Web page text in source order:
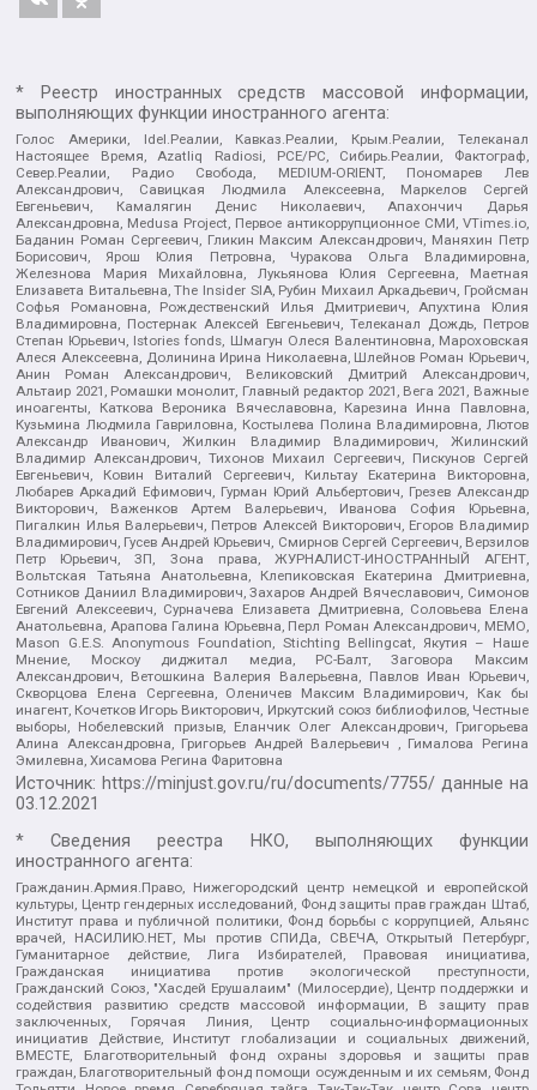
* Реестр иностранных средств массовой информации,
выполняющих функции иностранного агента:
Голос Америки, Idel.Реалии, Кавказ.Реалии, Крым.Реалии, Телеканал
Настоящее Время, Azatliq Radiosi, PCE/PC, Сибирь.Реалии, Фактограф,
Север.Реалии, Радио Свобода, MEDIUM-ORIENT, Пономарев Лев
Александрович, Савицкая Людмила Алексеевна, Маркелов Сергей
Евгеньевич, Камалягин Денис Николаевич, Апахончич Дарья
Александровна, Medusa Project, Первое антикоррупционное СМИ, VTimes.io,
Баданин Роман Сергеевич, Гликин Максим Александрович, Маняхин Петр
Борисович, Ярош Юлия Петровна, Чуракова Ольга Владимировна,
Железнова Мария Михайловна, Лукьянова Юлия Сергеевна, Маетная
Елизавета Витальевна, The Insider SIA, Рубин Михаил Аркадьевич, Гройсман
Софья Романовна, Рождественский Илья Дмитриевич, Апухтина Юлия
Владимировна, Постернак Алексей Евгеньевич, Телеканал Дождь, Петров
Степан Юрьевич, Istories fonds, Шмагун Олеся Валентиновна, Мароховская
Алеся Алексеевна, Долинина Ирина Николаевна, Шлейнов Роман Юрьевич,
Анин Роман Александрович, Великовский Дмитрий Александрович,
Альтаир 2021, Ромашки монолит, Главный редактор 2021, Вега 2021, Важные
иноагенты, Каткова Вероника Вячеславовна, Карезина Инна Павловна,
Кузьмина Людмила Гавриловна, Костылева Полина Владимировна, Лютов
Александр Иванович, Жилкин Владимир Владимирович, Жилинский
Владимир Александрович, Тихонов Михаил Сергеевич, Пискунов Сергей
Евгеньевич, Ковин Виталий Сергеевич, Кильтау Екатерина Викторовна,
Любарев Аркадий Ефимович, Гурман Юрий Альбертович, Грезев Александр
Викторович, Важенков Артем Валерьевич, Иванова София Юрьевна,
Пигалкин Илья Валерьевич, Петров Алексей Викторович, Егоров Владимир
Владимирович, Гусев Андрей Юрьевич, Смирнов Сергей Сергеевич, Верзилов
Петр Юрьевич, ЗП, Зона права, ЖУРНАЛИСТ-ИНОСТРАННЫЙ АГЕНТ,
Вольтская Татьяна Анатольевна, Клепиковская Екатерина Дмитриевна,
Сотников Даниил Владимирович, Захаров Андрей Вячеславович, Симонов
Евгений Алексеевич, Сурначева Елизавета Дмитриевна, Соловьева Елена
Анатольевна, Арапова Галина Юрьевна, Перл Роман Александрович, МЕМО,
Mason G.E.S. Anonymous Foundation, Stichting Bellingcat, Якутия – Наше
Мнение, Москоу диджитал медиа, РС-Балт, Заговора Максим
Александрович, Ветошкина Валерия Валерьевна, Павлов Иван Юрьевич,
Скворцова Елена Сергеевна, Оленичев Максим Владимирович, Как бы
инагент, Кочетков Игорь Викторович, Иркутский союз библиофилов, Честные
выборы, Нобелевский призыв, Еланчик Олег Александрович, Григорьева
Алина Александровна, Григорьев Андрей Валерьевич , Гималова Регина
Эмилевна, Хисамова Регина Фаритовна
Источник: https://minjust.gov.ru/ru/documents/7755/ данные на
03.12.2021
* Сведения реестра НКО, выполняющих функции
иностранного агента:
Гражданин.Армия.Право, Нижегородский центр немецкой и европейской
культуры, Центр гендерных исследований, Фонд защиты прав граждан Штаб,
Институт права и публичной политики, Фонд борьбы с коррупцией, Альянс
врачей, НАСИЛИЮ.НЕТ, Мы против СПИДа, СВЕЧА, Открытый Петербург,
Гуманитарное действие, Лига Избирателей, Правовая инициатива,
Гражданская инициатива против экологической преступности,
Гражданский Союз, "Хасдей Ерушалаим" (Милосердие), Центр поддержки и
содействия развитию средств массовой информации, В защиту прав
заключенных, Горячая Линия, Центр социально-информационных
инициатив Действие, Институт глобализации и социальных движений,
ВМЕСТЕ, Благотворительный фонд охраны здоровья и защиты прав
граждан, Благотворительный фонд помощи осужденным и их семьям, Фонд